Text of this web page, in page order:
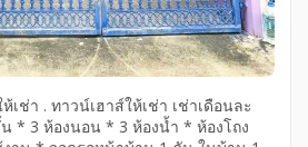
เช่า . ทาวน์เฮาส์ให้เช่า เช่าเดือนละ
* 3 ห้องนอน * 3 ห้องน้ำ * ห้องโถง